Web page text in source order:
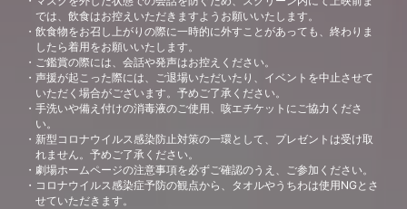
では、飲食はお控えいただきますようお願いいたします。
飲食物をお召し上がりの際に一時的に外すことがあっても、終わりま
したら着用をお願いいたします。
ご鑑賞の際には、会話や発声はお控えください。
声援が起こった際には、ご退場いただいたり、イベントを中止させて
いただく場合がございます。予めご了承ください。
手洗いや備え付けの消毒液のご使用、咳エチケットにご協力くださ
い。
新型コロナウイルス感染防止対策の一環として、プレゼントは受け取
れません。予めご了承ください。
劇場ホームページの注意事項を必ずご確認のうえ、ご参加ください。
コロナウイルス感染症予防の観点から、タオルやうちわは使用NGとさ
せていただきます。